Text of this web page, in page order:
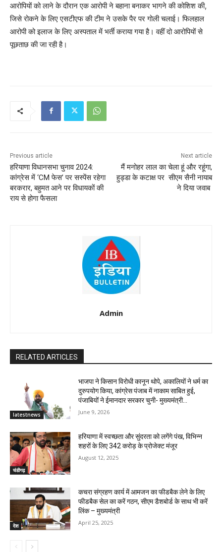
आरोपियों को लाने के दौरान एक आरोपी ने बहाना बनाकर भागने की कोशिश की,
जिसे रोकने के लिए एसटीएफ की टीम ने उसके पैर पर गोली चलाई। फिलहाल
आरोपी को इलाज के लिए अस्पताल में भर्ती कराया गया है। वहीं दो आरोपियों से
पूछताछ की जा रही है।
Previous article
हरियाणा विधानसभा चुनाव 2024:
कांग्रेस में ‘CM फेस’ पर सस्पेंस रहेगा
बरकरार, बहुमत आने पर विधायकों की
राय से होगा फैसला
Next article
मैं मनोहर लाल का चेला हूं और रहूंगा,
हुड्डा के कटाक्ष पर सीएम सैनी नायाब
ने दिया जवाब
Admin
RELATED ARTICLES
latestnews
भाजपा ने किसान विरोधी कानून थोपे, अकालियों ने धर्म का
दुरुपयोग किया, कांग्रेस पंजाब में नाकाम साबित हुई,
पंजाबियों ने ईमानदार सरकार चुनी- मुख्यमंत्री...
June 9, 2026
चंडीगढ़
हरियाणा में स्वच्छता और सुंदरता को लगेंगे पंख, विभिन्न
शहरों के लिए 342 करोड़ के प्रोजेक्ट मंजूर
August 12, 2025
देश
कचरा संग्रहण कार्य में आमजन का फीडबैक लेने के लिए
फीडबैक सेल का करें गठन, सीएम डैशबोर्ड के साथ भी करें
लिंक – मुख्यमंत्री
April 25, 2025